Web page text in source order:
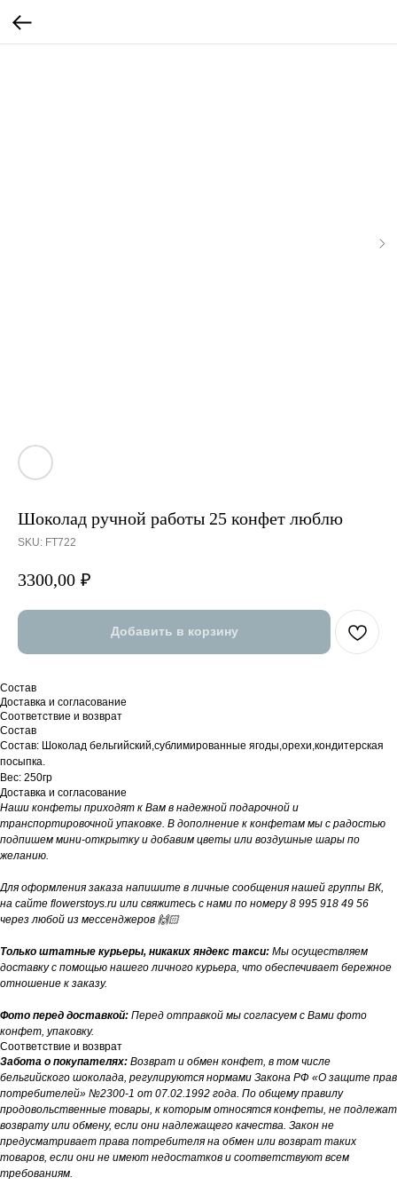
Шоколад ручной работы 25 конфет люблю
SKU: FT722
3300,00 ₽
Добавить в корзину
Состав
Доставка и согласование
Соответствие и возврат
Состав
Состав: Шоколад бельгийский,сублимированные ягоды,орехи,кондитерская
посыпка.
Вес: 250гр
Доставка и согласование
Наши конфеты приходят к Вам в надежной подарочной и
транспортировочной упаковке. В дополнение к конфетам мы с радостью
подпишем мини-открытку и добавим цветы или воздушные шары по
желанию.
Для оформления заказа напишите в личные сообщения нашей группы ВК,
на сайте flowerstoys.ru или свяжитесь с нами по номеру 8 995 918 49 56
через любой из мессенджеров 🙌🏻
Только штатные курьеры, никаких яндекс такси: Мы осуществляем
доставку с помощью нашего личного курьера, что обеспечивает бережное
отношение к заказу.
Фото перед доставкой: Перед отправкой мы согласуем с Вами фото
конфет, упаковку.
Соответствие и возврат
Забота о покупателях: Возврат и обмен конфет, в том числе
бельгийского шоколада, регулируются нормами Закона РФ «О защите прав
потребителей» №2300-1 от 07.02.1992 года. По общему правилу
продовольственные товары, к которым относятся конфеты, не подлежат
возврату или обмену, если они надлежащего качества. Закон не
предусматривает права потребителя на обмен или возврат таких
товаров, если они не имеют недостатков и соответствуют всем
требованиям.